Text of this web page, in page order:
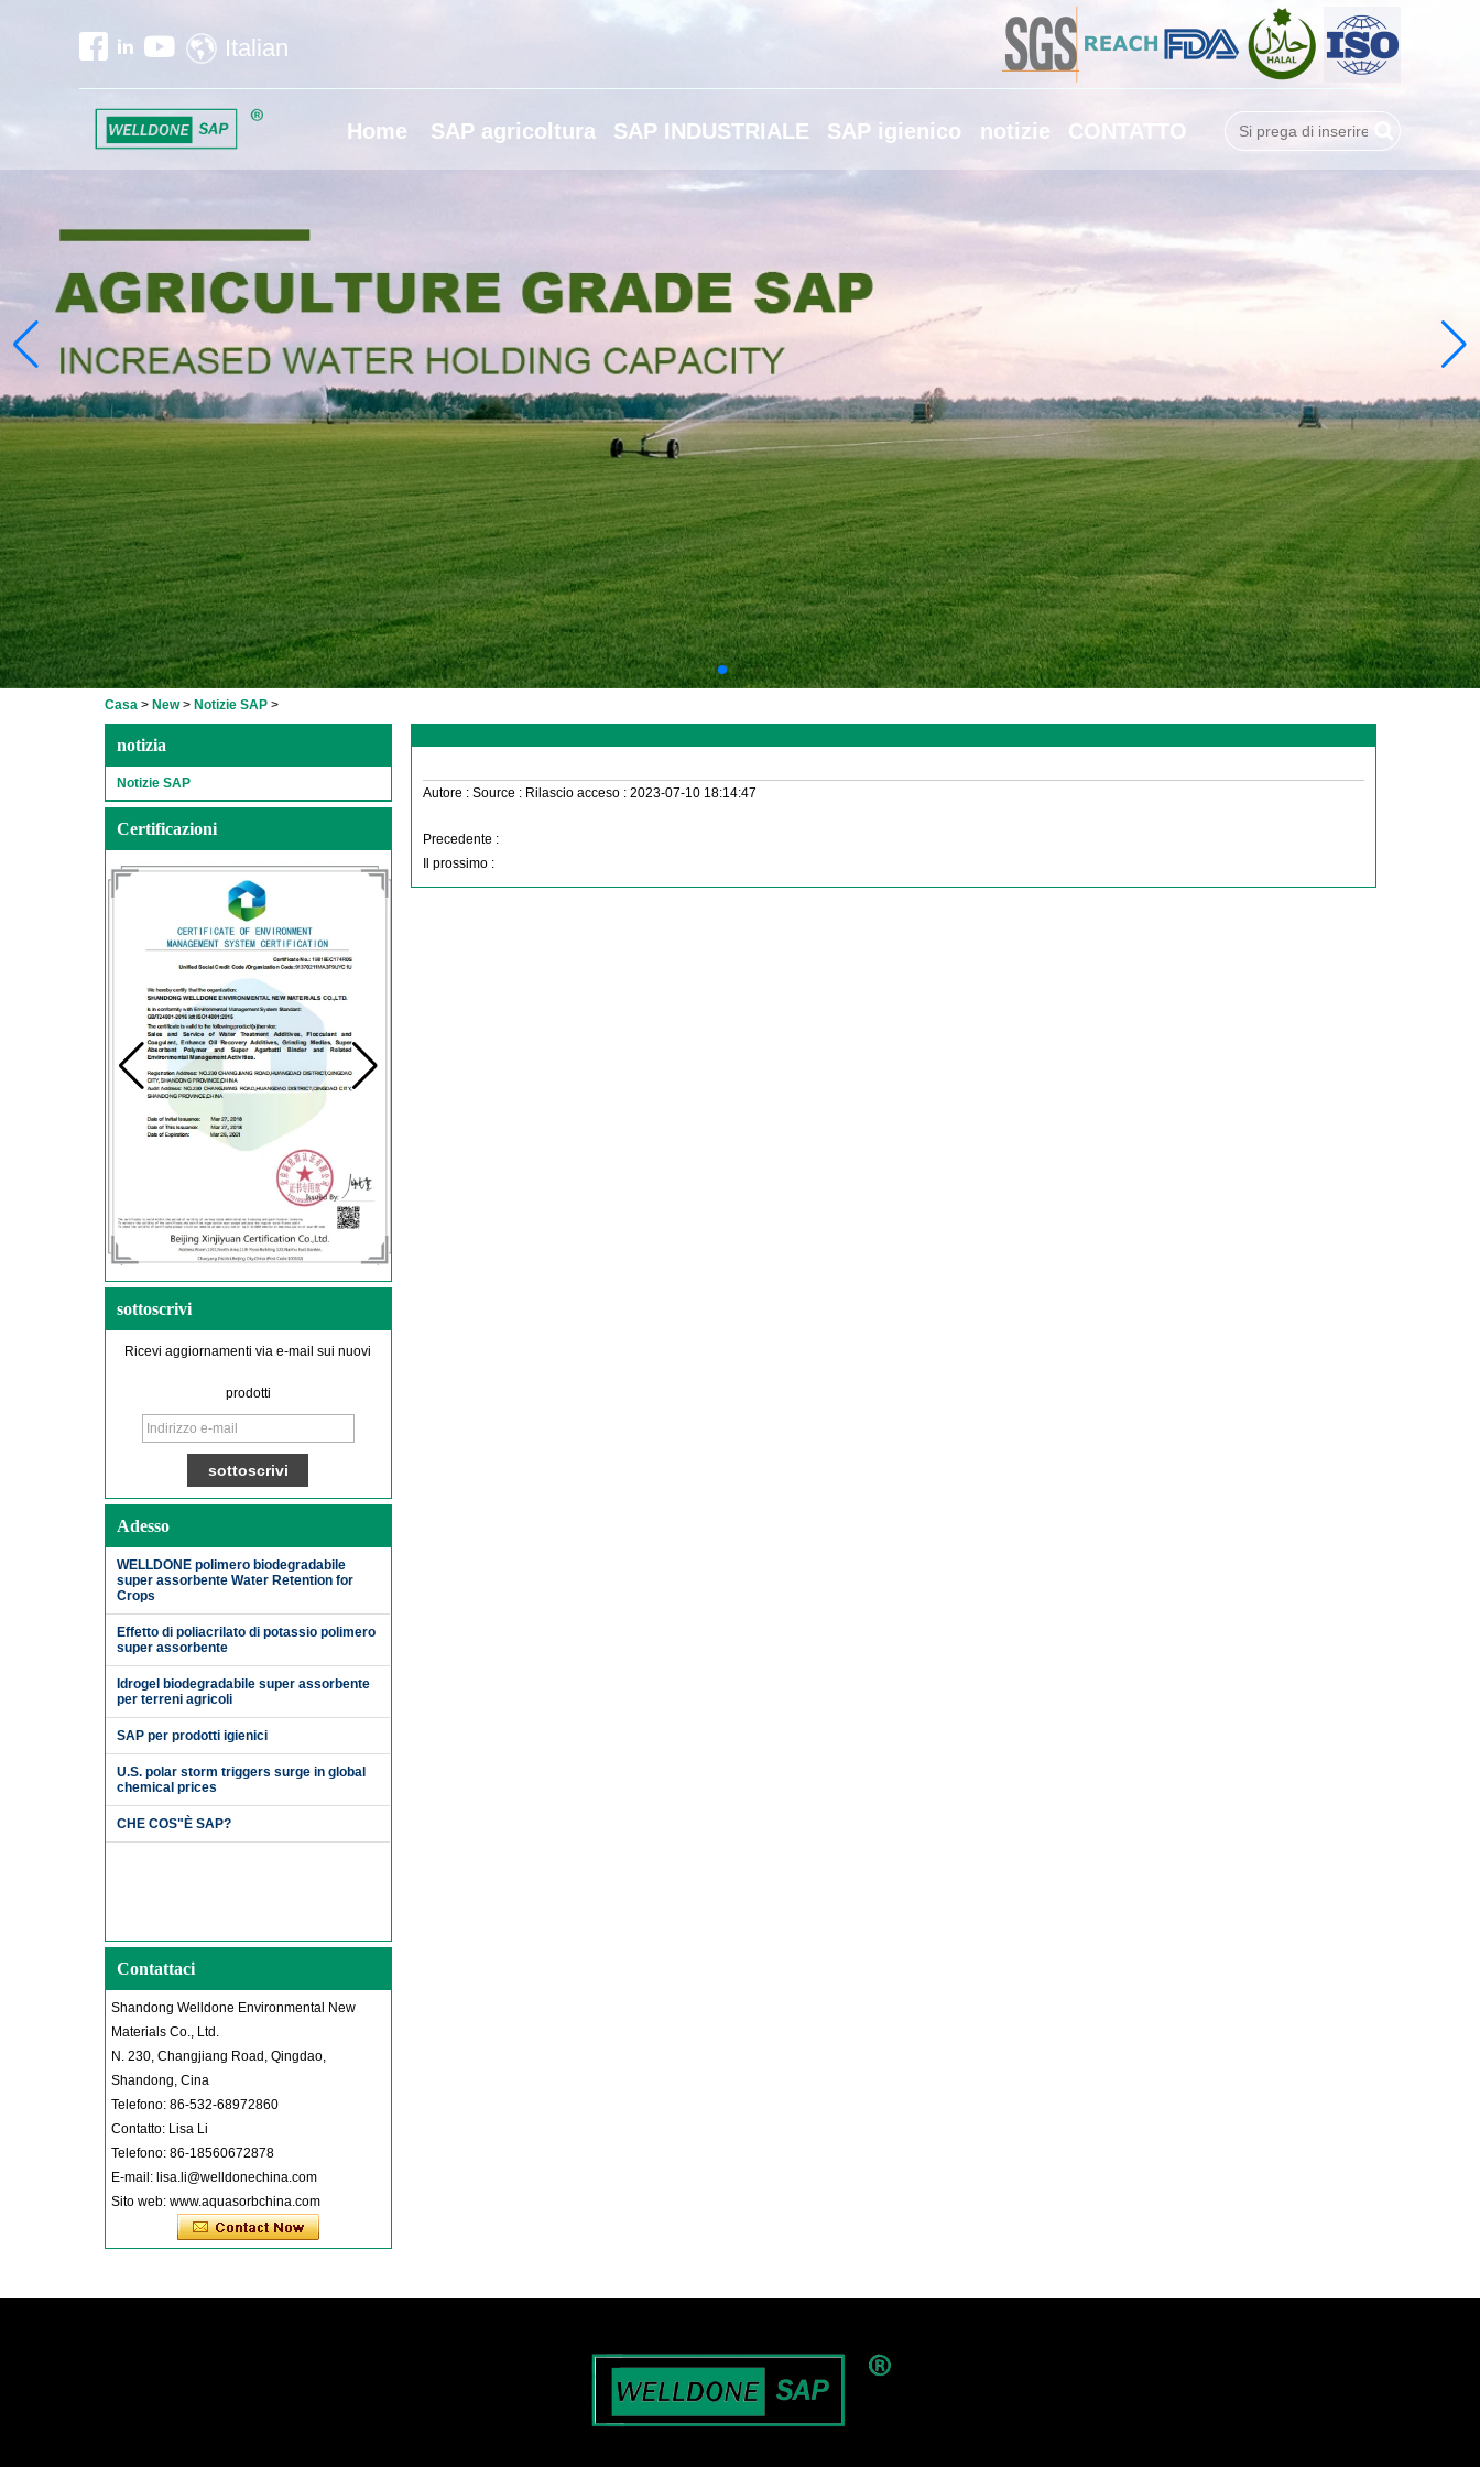
Italian
Home SAP agricoltura SAP INDUSTRIALE SAP igienico notizie CONTATTO Ricerca
Casa> New> Notizie SAP>
notizia
Notizie SAP
Certificazioni
sottoscrivi
Ricevi aggiornamenti via e-mail sui nuovi
prodotti
Adesso
WELLDONE polimero biodegradabile
super assorbente Water Retention for
Crops
Effetto di poliacrilato di potassio polimero
super assorbente
Idrogel biodegradabile super assorbente
per terreni agricoli
SAP per prodotti igienici
U.S. polar storm triggers surge in global
chemical prices
CHE COS"È SAP?
Contattaci
Shandong Welldone Environmental New
Materials Co., Ltd.
N. 230, Changjiang Road, Qingdao,
Shandong, Cina
Telefono: 86-532-68972860
Contatto: Lisa Li
Telefono: 86-18560672878
E-mail: lisa.li@welldonechina.com
Sito web: www.aquasorbchina.com
Autore : Source : Rilascio acceso : 2023-07-10 18:14:47
Precedente :
Il prossimo :